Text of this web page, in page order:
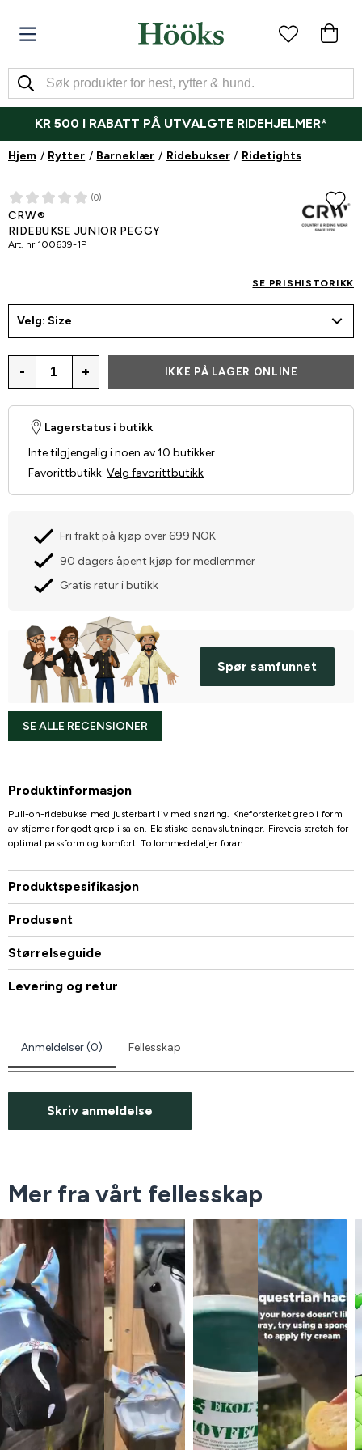
KR 500 I RABATT PÅ UTVALGTE RIDEHJELMER*
Hjem Rytter Barneklær Ridebukser Ridetights
(0)
CRW®
RIDEBUKSE JUNIOR PEGGY
Art. nr 100639-1P
SE PRISHISTORIKK
Velg: Size
- + IKKE PÅ LAGER ONLINE
Lagerstatus i butikk
Inte tilgjengelig i noen av 10 butikker
Favorittbutikk: Velg favorittbutikk
Fri frakt på kjøp over 699 NOK
90 dagers åpent kjøp for medlemmer
Gratis retur i butikk
Spør samfunnet
SE ALLE RECENSIONER
Produktinformasjon
Pull-on-ridebukse med justerbart liv med snøring. Kneforsterket grep i form
av stjerner for godt grep i salen. Elastiske benavslutninger. Fireveis stretch for
optimal passform og komfort. To lommedetaljer foran.
Produktspesifikasjon
Produsent
Størrelseguide
Levering og retur
Anmeldelser (0) Fellesskap
Skriv anmeldelse
Mer fra vårt fellesskap